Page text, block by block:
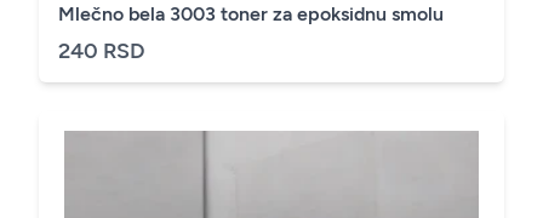
Mlečno bela 3003 toner za epoksidnu smolu
240 RSD